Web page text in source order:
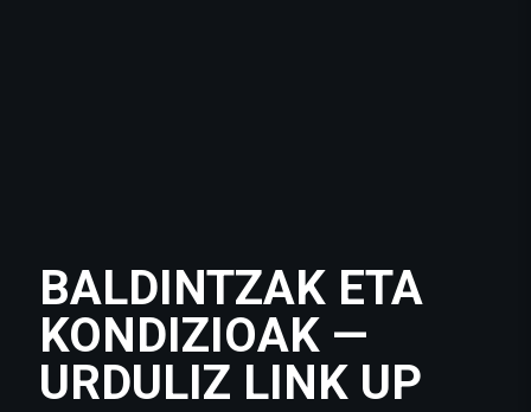
BALDINTZAK ETA
KONDIZIOAK —
URDULIZ LINK UP